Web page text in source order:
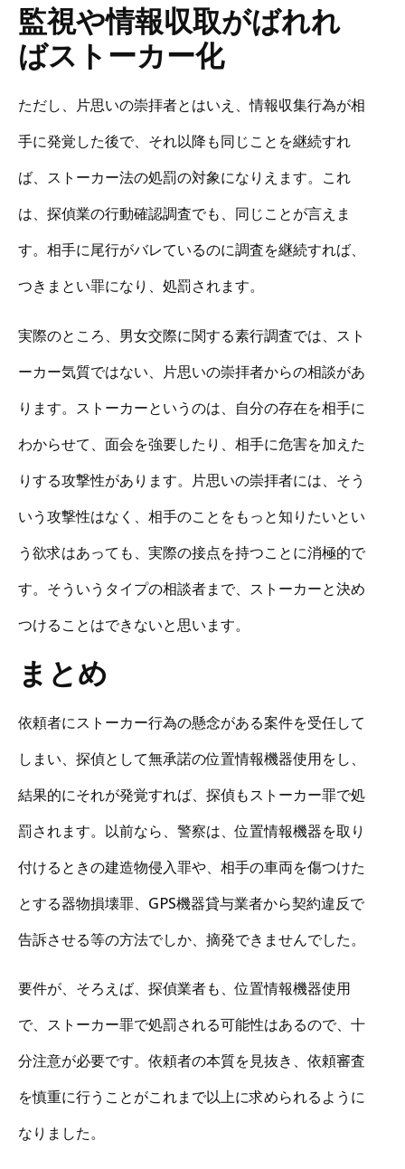
監視や情報収取がばれれ
ばストーカー化
ただし、片思いの崇拝者とはいえ、情報収集行為が相
手に発覚した後で、それ以降も同じことを継続すれ
ば、ストーカー法の処罰の対象になりえます。これ
は、探偵業の行動確認調査でも、同じことが言えま
す。相手に尾行がバレているのに調査を継続すれば、
つきまとい罪になり、処罰されます。
実際のところ、男女交際に関する素行調査では、スト
ーカー気質ではない、片思いの崇拝者からの相談があ
ります。ストーカーというのは、自分の存在を相手に
わからせて、面会を強要したり、相手に危害を加えた
りする攻撃性があります。片思いの崇拝者には、そう
いう攻撃性はなく、相手のことをもっと知りたいとい
う欲求はあっても、実際の接点を持つことに消極的で
す。そういうタイプの相談者まで、ストーカーと決め
つけることはできないと思います。
まとめ
依頼者にストーカー行為の懸念がある案件を受任して
しまい、探偵として無承諾の位置情報機器使用をし、
結果的にそれが発覚すれば、探偵もストーカー罪で処
罰されます。以前なら、警察は、位置情報機器を取り
付けるときの建造物侵入罪や、相手の車両を傷つけた
とする器物損壊罪、GPS機器貸与業者から契約違反で
告訴させる等の方法でしか、摘発できませんでした。
要件が、そろえば、探偵業者も、位置情報機器使用
で、ストーカー罪で処罰される可能性はあるので、十
分注意が必要です。依頼者の本質を見抜き、依頼審査
を慎重に行うことがこれまで以上に求められるように
なりました。